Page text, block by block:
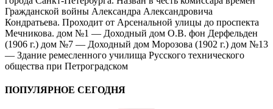
Гражданской войны Александра Александровича
Кондратьева. Проходит от Арсенальной улицы до проспекта
Мечникова. дом №1 — Доходный дом О.В. фон Дерфельден
(1906 г.) дом №7 — Доходный дом Морозова (1902 г.) дом №13
— Здание ремесленного училища Русского технического
общества при Петроградском
ПОПУЛЯРНОЕ СЕГОДНЯ